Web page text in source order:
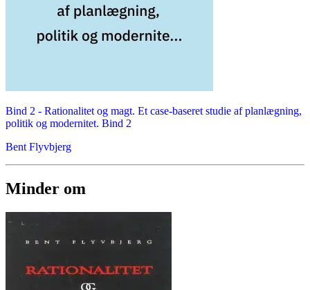
Bind 2 - Rationalitet og magt. Et case-baseret studie af planlægning,
politik og modernitet. Bind 2
Bent Flyvbjerg
Minder om